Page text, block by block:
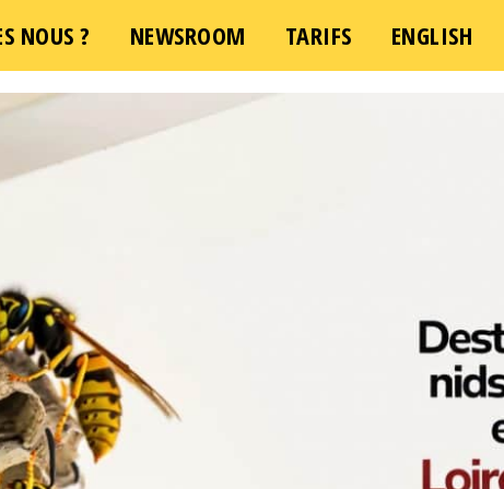
NOUS ? NEWSROOM TARIFS ENGLISH